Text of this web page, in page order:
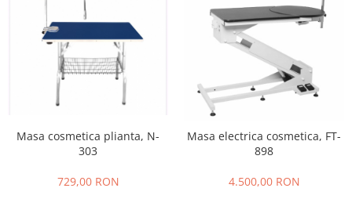
Masa cosmetica plianta, N-
303
729,00 RON
Masa electrica cosmetica, FT-
898
4.500,00 RON